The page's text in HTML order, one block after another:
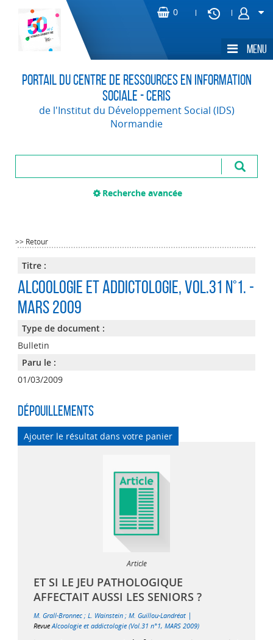
Portail du Centre de Ressources en Information
Sociale - CERIS
de l'Institut du Développement Social (IDS)
Normandie
Recherche avancée
>> Retour
Titre :
Alcoologie et addictologie, Vol.31 n°1. -
MARS 2009
Type de document :
Bulletin
Paru le :
01/03/2009
Dépouillements
Ajouter le résultat dans votre panier
Article
ET SI LE JEU PATHOLOGIQUE
AFFECTAIT AUSSI LES SENIORS ?
M. Grall-Bronnec; L. Wainstein; M. Guillou-Landréat |
RevueAlcoologie et addictologie (Vol.31 n°1, MARS 2009)